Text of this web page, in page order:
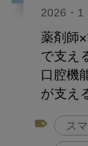
2026・1
薬剤師
で支え
口腔機
が支え
ス